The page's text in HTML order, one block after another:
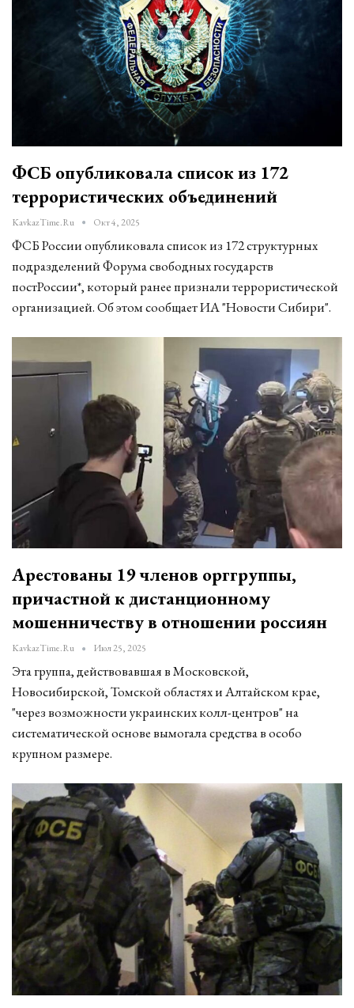
ФСБ опубликовала список из 172
террористических объединений
KavkazTime.ru Окт 4, 2025
ФСБ России опубликовала список из 172 структурных
подразделений Форума свободных государств
постРоссии*, который ранее признали террористической
организацией. Об этом сообщает ИА "Новости Сибири".
Арестованы 19 членов орггруппы,
причастной к дистанционному
мошенничеству в отношении россиян
KavkazTime.ru Июл 25, 2025
Эта группа, действовавшая в Московской,
Новосибирской, Томской областях и Алтайском крае,
"через возможности украинских колл-центров" на
систематической основе вымогала средства в особо
крупном размере.